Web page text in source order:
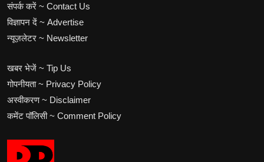
संपर्क करें ~ Contact Us
विज्ञापन दें ~ Advertise
न्यूज़लेटर ~ Newsletter
खबर भेजें ~ Tip Us
गोपनीयता ~ Privacy Policy
अस्वीकरण ~ Disclaimer
कमेंट पॉलिसी ~ Comment Policy